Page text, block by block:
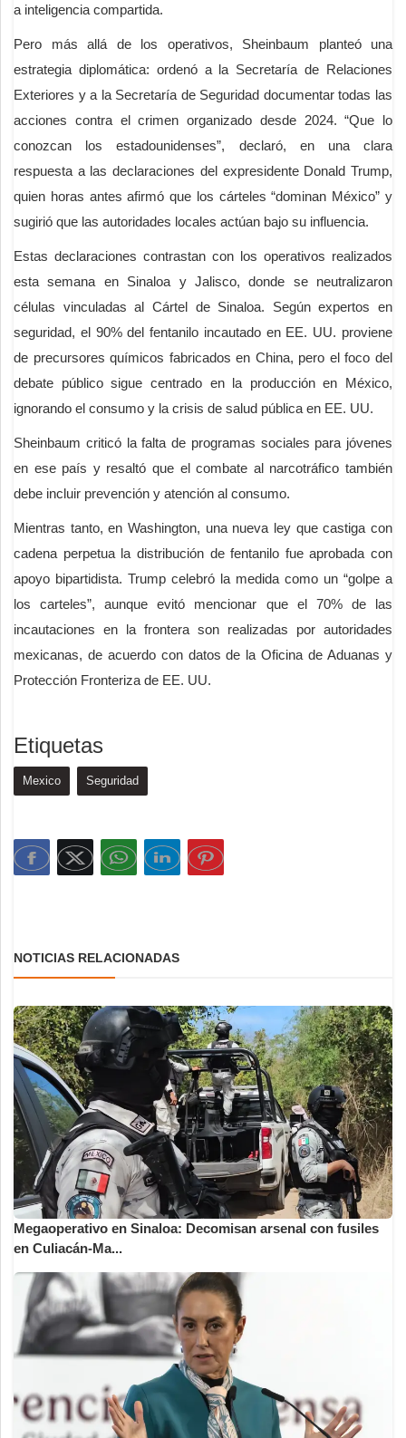
a inteligencia compartida.
Pero más allá de los operativos, Sheinbaum planteó una
estrategia diplomática: ordenó a la Secretaría de Relaciones
Exteriores y a la Secretaría de Seguridad documentar todas las
acciones contra el crimen organizado desde 2024. “Que lo
conozcan los estadounidenses”, declaró, en una clara
respuesta a las declaraciones del expresidente Donald Trump,
quien horas antes afirmó que los cárteles “dominan México” y
sugirió que las autoridades locales actúan bajo su influencia.
Estas declaraciones contrastan con los operativos realizados
esta semana en Sinaloa y Jalisco, donde se neutralizaron
células vinculadas al Cártel de Sinaloa. Según expertos en
seguridad, el 90% del fentanilo incautado en EE. UU. proviene
de precursores químicos fabricados en China, pero el foco del
debate público sigue centrado en la producción en México,
ignorando el consumo y la crisis de salud pública en EE. UU.
Sheinbaum criticó la falta de programas sociales para jóvenes
en ese país y resaltó que el combate al narcotráfico también
debe incluir prevención y atención al consumo.
Mientras tanto, en Washington, una nueva ley que castiga con
cadena perpetua la distribución de fentanilo fue aprobada con
apoyo bipartidista. Trump celebró la medida como un “golpe a
los carteles”, aunque evitó mencionar que el 70% de las
incautaciones en la frontera son realizadas por autoridades
mexicanas, de acuerdo con datos de la Oficina de Aduanas y
Protección Fronteriza de EE. UU.
Etiquetas
Mexico Seguridad
NOTICIAS RELACIONADAS
Megaoperativo en Sinaloa: Decomisan arsenal con fusiles
en Culiacán-Ma...